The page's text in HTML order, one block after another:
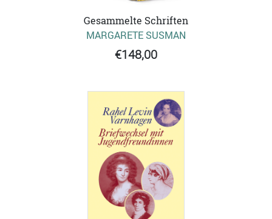
Gesammelte Schriften
MARGARETE SUSMAN
€148,00